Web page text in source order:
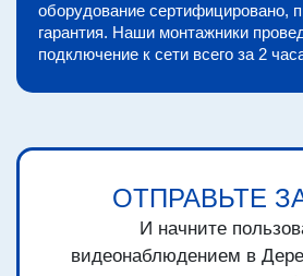
оборудование сертифицировано,
гарантия. Наши монтажники
подключение к сети всего за 2
ОТПРАВЬТЕ
И начните
видеонаблюдением в